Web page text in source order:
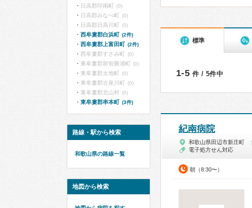
標準
1-5 件 / 5件中
紀南病院
和歌山県田辺市新庄町
電子処方せん対応
朝（8:30〜）
日高郡印南町 (0)
日高郡みなべ町 (0)
日高郡日高川町 (0)
西牟婁郡白浜町 (2件)
西牟婁郡上富田町 (2件)
西牟婁郡すさみ町 (0)
東牟婁郡那智勝浦町 (0)
東牟婁郡太地町 (0)
東牟婁郡古座川町 (0)
東牟婁郡北山村 (0)
東牟婁郡串本町 (3件)
路線・駅から検索
和歌山県の路線一覧
地図から検索